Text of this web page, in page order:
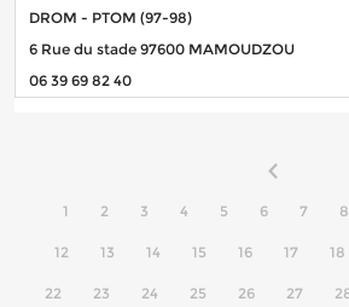
DROM - PTOM (97-98)
6 Rue du stade 97600 MAMOUDZOU
06 39 69 82 40
1 2 3 4 5 6 7 8
12 13 14 15 16 17 18
22 23 24 25 26 27